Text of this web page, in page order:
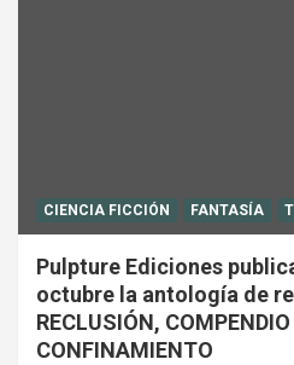
CIENCIA FICCIÓN FANTASÍA
Pulpture Ediciones
octubre la antología de
RECLUSIÓN, COMPENDIO
CONFINAMIENTO